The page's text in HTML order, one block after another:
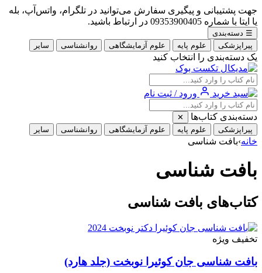
جهت پشتیبانی و پیگیری سفارش می‌توانید در تلگرام، واتس‌آپ، بله
یا ایتا با شماره 09353900405 در ارتباط باشید.
☰ دسته‌بندی
پیراپزشکی
علوم پایه علوم آزمایشگاهی روانشناسی سایر
یک دسته‌بندی را انتخاب کنید
ورود / ثبت نام
دسته‌بندی کتاب‌ها
✕
پیراپزشکی
علوم پایه علوم آزمایشگاهی روانشناسی سایر
خانه›بافت شناسی
بافت شناسی
کتاب‌های بافت شناسی
تخفیف ویژه
بافت شناسی جان کوئیرا نوبخت (جلد هارد)